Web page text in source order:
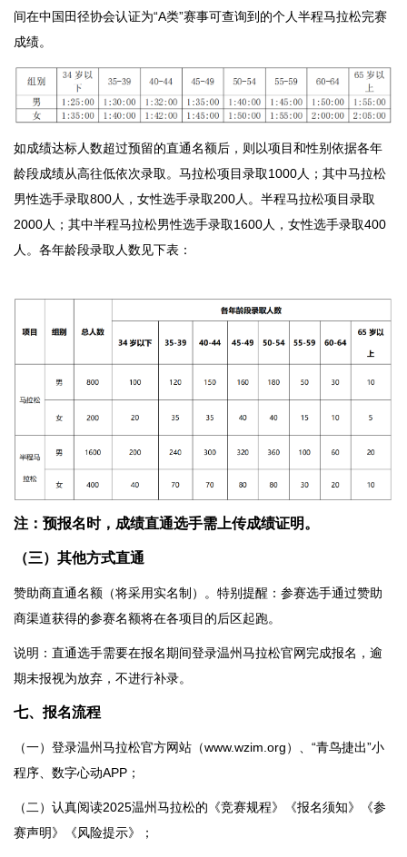
间在中国田径协会认证为“A类”赛事可查询到的个人半程马拉松完赛
成绩。
如成绩达标人数超过预留的直通名额后，则以项目和性别依据各年
龄段成绩从高往低依次录取。马拉松项目录取1000人；其中马拉松
男性选手录取800人，女性选手录取200人。半程马拉松项目录取
2000人；其中半程马拉松男性选手录取1600人，女性选手录取400
人。各年龄段录取人数见下表：
注：预报名时，成绩直通选手需上传成绩证明。
（三）其他方式直通
赞助商直通名额（将采用实名制）。特别提醒：参赛选手通过赞助
商渠道获得的参赛名额将在各项目的后区起跑。
说明：直通选手需要在报名期间登录温州马拉松官网完成报名，逾
期未报视为放弃，不进行补录。
七、报名流程
（一）登录温州马拉松官方网站（www.wzim.org）、“青鸟捷出”小
程序、数字心动APP；
（二）认真阅读2025温州马拉松的《竞赛规程》《报名须知》《参
赛声明》《风险提示》；